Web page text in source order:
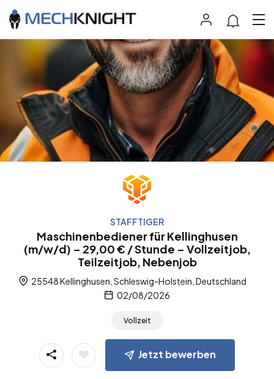
STAFFTIGER
Maschinenbediener für Kellinghusen
(m/w/d) – 29,00 € / Stunde – Vollzeitjob,
Teilzeitjob, Nebenjob
25548 Kellinghusen, Schleswig-Holstein, Deutschland
02/08/2026
Vollzeit
Jetzt bewerben